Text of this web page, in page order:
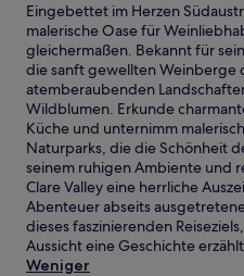
Eingebettet im Herzen
malerische Oase für
gleichermaßen. Bekannt für
die sanft gewellten Weinberge
atemberaubenden
Wildblumen. Erkunde
Küche und unternimm
Naturparks, die die Schönheit
seinem ruhigen Ambiente und
Clare Valley eine herrliche
Abenteuer abseits
dieses faszinierenden
Aussicht eine Geschichte
Weniger